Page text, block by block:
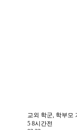
교외 학군, 학부
5 8시간전